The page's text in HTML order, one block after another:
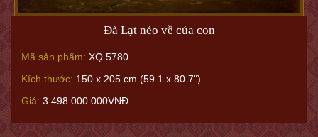
Đà Lạt nẻo về của con
Mã sản phẩm: XQ.5780
Kích thước: 150 x 205 cm (59.1 x 80.7")
Giá: 3.498.000.000VNĐ